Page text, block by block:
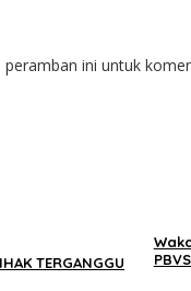
ini untuk
TERGANGGU